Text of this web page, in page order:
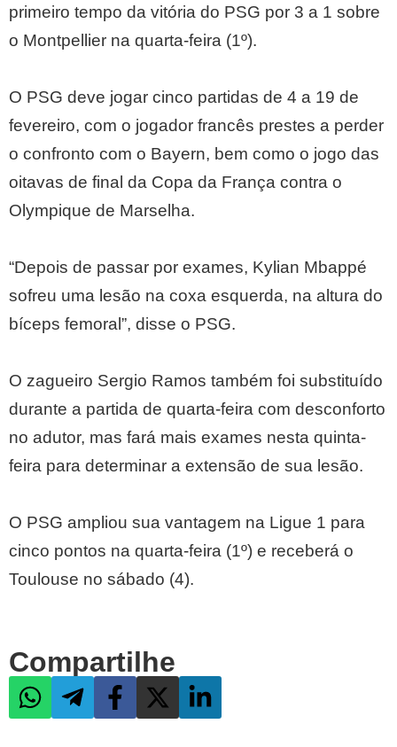
primeiro tempo da vitória do PSG por 3 a 1 sobre
o Montpellier na quarta-feira (1º).
O PSG deve jogar cinco partidas de 4 a 19 de
fevereiro, com o jogador francês prestes a perder
o confronto com o Bayern, bem como o jogo das
oitavas de final da Copa da França contra o
Olympique de Marselha.
“Depois de passar por exames, Kylian Mbappé
sofreu uma lesão na coxa esquerda, na altura do
bíceps femoral”, disse o PSG.
O zagueiro Sergio Ramos também foi substituído
durante a partida de quarta-feira com desconforto
no adutor, mas fará mais exames nesta quinta-
feira para determinar a extensão de sua lesão.
O PSG ampliou sua vantagem na Ligue 1 para
cinco pontos na quarta-feira (1º) e receberá o
Toulouse no sábado (4).
Compartilhe